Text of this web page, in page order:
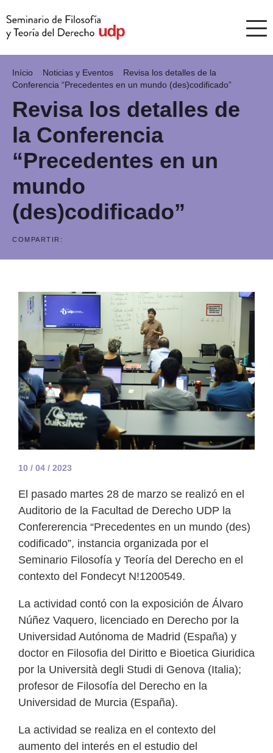
Início Noticias y Eventos
Revisa los detalles de la
Conferencia “Precedentes en un mundo (des)codificado”
Revisa los detalles de
la Conferencia
“Precedentes en un
mundo
(des)codificado”
COMPARTIR:
10 / 04 / 2023
El pasado martes 28 de marzo se realizó en el
Auditorio de la Facultad de Derecho UDP la
Confererencia “Precedentes en un mundo (des)
codificado”, instancia organizada por el
Seminario Filosofía y Teoría del Derecho en el
contexto del Fondecyt N!1200549.
La actividad contó con la exposición de Álvaro
Núñez Vaquero, licenciado en Derecho por la
Universidad Autónoma de Madrid (España) y
doctor en Filosofia del Diritto e Bioetica Giuridica
por la Università degli Studi di Genova (Italia);
profesor de Filosofía del Derecho en la
Universidad de Murcia (España).
La actividad se realiza en el contexto del
aumento del interés en el estudio del